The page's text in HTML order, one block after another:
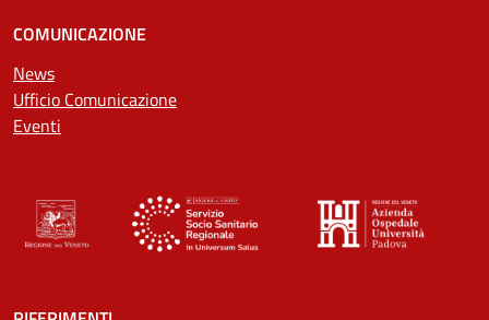
COMUNICAZIONE
News
Ufficio Comunicazione
Eventi